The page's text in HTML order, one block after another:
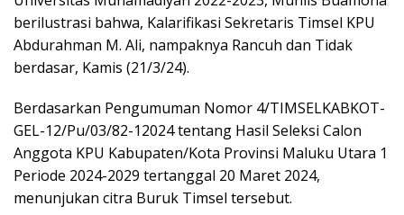
berilustrasi bahwa, Kalarifikasi Sekretaris Timsel KPU
Abdurahman M. Ali, nampaknya Rancuh dan Tidak
berdasar, Kamis (21/3/24).
Berdasarkan Pengumuman Nomor 4/TIMSELKABKOT-
GEL-12/Pu/03/82-12024 tentang Hasil Seleksi Calon
Anggota KPU Kabupaten/Kota Provinsi Maluku Utara 1
Periode 2024-2029 tertanggal 20 Maret 2024,
menunjukan citra Buruk Timsel tersebut.